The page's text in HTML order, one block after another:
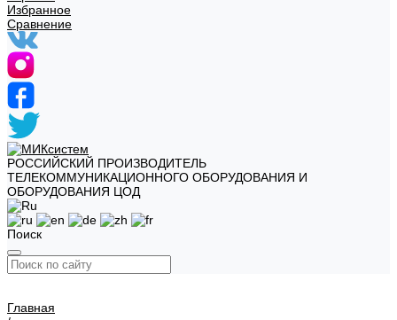
Избранное
Сравнение
РОССИЙСКИЙ ПРОИЗВОДИТЕЛЬ
ТЕЛЕКОММУНИКАЦИОННОГО ОБОРУДОВАНИЯ И
ОБОРУДОВАНИЯ ЦОД
Поиск
Главная